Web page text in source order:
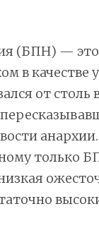
(БПН) —
в качестве
от столь
только